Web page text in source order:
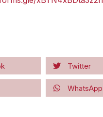
Twitter
WhatsApp